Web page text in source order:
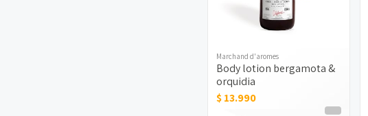
Marchand d'aromes
Body lotion bergamota &
orquidia
$ 13.990